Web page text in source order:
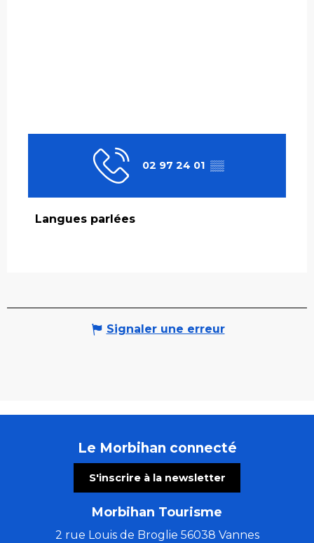
02 97 24 01 ▒▒
Langues parlées
Langues parlées
Signaler une erreur
Le Morbihan connecté
S'inscrire à la newsletter
Morbihan Tourisme
2 rue Louis de Broglie 56038 Vannes